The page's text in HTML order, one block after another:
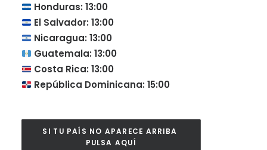
Honduras: 13:00
El Salvador: 13:00
Nicaragua: 13:00
Guatemala: 13:00
Costa Rica: 13:00
República Dominicana: 15:00
SI TU PAÍS NO APARECE ARRIBA
PULSA AQUÍ